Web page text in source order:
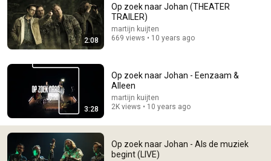
Comments
Comment...
2:08
Op zoek naar Johan (THEATER
TRAILER)
martijn kuijten
669 views • 10 years ago
3:28
Op zoek naar Johan - Eenzaam &
Alleen
martijn kuijten
2K views • 10 years ago
Op zoek naar Johan - Als de muziek
begint (LIVE)